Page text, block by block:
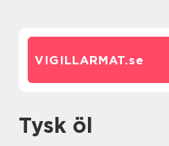
VIGILLARMAT.se
tysk öl